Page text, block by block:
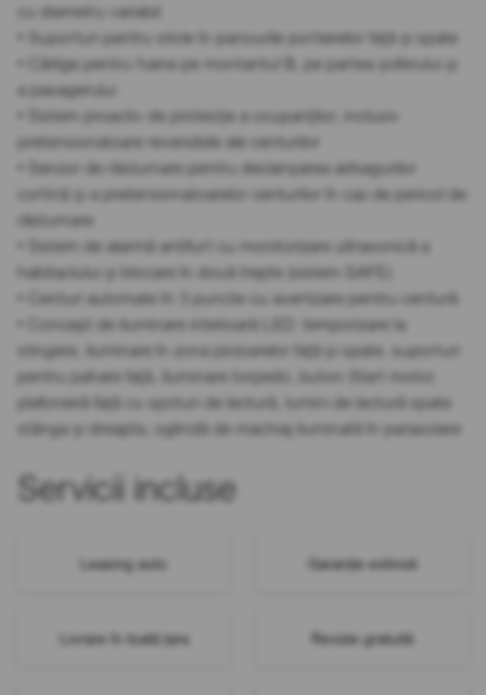
cu diametru variabil
• Suporturi pentru sticle în panourile portierelor față și spate
• Cârlige pentru haine pe montantul B, pe partea șoferului și
a pasagerului
• Sistem proactiv de protecție a ocupanților, inclusiv
pretensionatoare reversibile ale centurilor
• Senzor de răsturnare pentru declanșarea airbagurilor
cortină și a pretensionatoarelor centurilor în caz de pericol de
răsturnare
• Sistem de alarmă antifurt cu monitorizare ultrasonică a
habitaclului și blocare în două trepte (sistem SAFE)
• Centuri automate în 3 puncte cu avertizare pentru centură
• Concept de iluminare interioară LED: temporizare la
stingere, iluminare în zona picioarelor față și spate, suporturi
pentru pahare față, iluminare torpedo, buton Start motor,
plafonieră față cu spoturi de lectură, lumini de lectură spate
stânga și dreapta, oglindă de machiaj iluminată în parasolare
Servicii incluse
Leasing auto Garanție extinsă
Livrare în toată țara Revizie gratuită